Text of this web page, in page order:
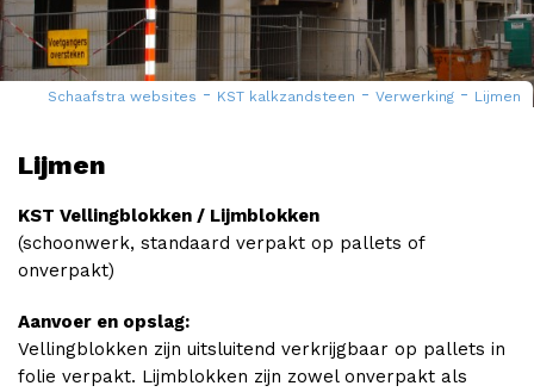
Schaafstra websites - KST kalkzandsteen - Verwerking - Lijmen
Lijmen
KST Vellingblokken / Lijmblokken
(schoonwerk, standaard verpakt op pallets of
onverpakt)
Aanvoer en opslag:
Vellingblokken zijn uitsluitend verkrijgbaar op pallets in
folie verpakt. Lijmblokken zijn zowel onverpakt als